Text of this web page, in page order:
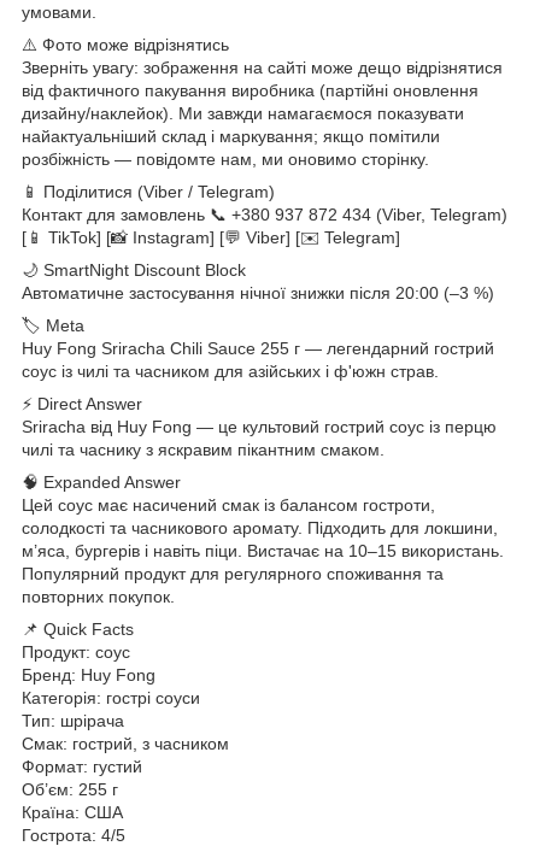
умовами.
⚠️ Фото може відрізнятись
Зверніть увагу: зображення на сайті може дещо відрізнятися
від фактичного пакування виробника (партійні оновлення
дизайну/наклейок). Ми завжди намагаємося показувати
найактуальніший склад і маркування; якщо помітили
розбіжність — повідомте нам, ми оновимо сторінку.
📱 Поділитися (Viber / Telegram)
Контакт для замовлень 📞 +380 937 872 434 (Viber, Telegram)
[📱 TikTok] [📸 Instagram] [💬 Viber] [✉️ Telegram]
🌙 SmartNight Discount Block
Автоматичне застосування нічної знижки після 20:00 (–3 %)
🏷 Meta
Huy Fong Sriracha Chili Sauce 255 г — легендарний гострий
соус із чилі та часником для азійських і ф'южн страв.
⚡ Direct Answer
Sriracha від Huy Fong — це культовий гострий соус із перцю
чилі та часнику з яскравим пікантним смаком.
🧠 Expanded Answer
Цей соус має насичений смак із балансом гостроти,
солодкості та часникового аромату. Підходить для локшини,
м’яса, бургерів і навіть піци. Вистачає на 10–15 використань.
Популярний продукт для регулярного споживання та
повторних покупок.
📌 Quick Facts
Продукт: соус
Бренд: Huy Fong
Категорія: гострі соуси
Тип: шрірача
Смак: гострий, з часником
Формат: густий
Об’єм: 255 г
Країна: США
Гострота: 4/5